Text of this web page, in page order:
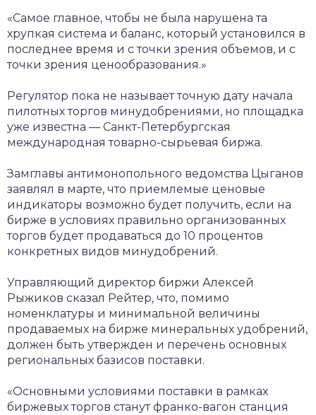
«Самое главное, чтобы не была нарушена та
хрупкая система и баланс, который установился в
последнее время и с точки зрения объемов, и с
точки зрения ценообразования.»
Регулятор пока не называет точную дату начала
пилотных торгов минудобрениями, но площадка
уже известна — Санкт-Петербургская
международная товарно-сырьевая биржа.
Замглавы антимонопольного ведомства Цыганов
заявлял в марте, что приемлемые ценовые
индикаторы возможно будет получить, если на
бирже в условиях правильно организованных
торгов будет продаваться до 10 процентов
конкретных видов минудобрений.
Управляющий директор биржи Алексей
Рыжиков сказал Рейтер, что, помимо
номенклатуры и минимальной величины
продаваемых на бирже минеральных удобрений,
должен быть утвержден и перечень основных
региональных базисов поставки.
«Основными условиями поставки в рамках
биржевых торгов станут франко-вагон станция